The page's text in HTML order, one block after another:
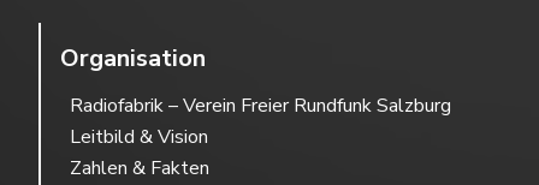
Organisation
Radiofabrik – Verein Freier Rundfunk Salzburg
Leitbild & Vision
Zahlen & Fakten